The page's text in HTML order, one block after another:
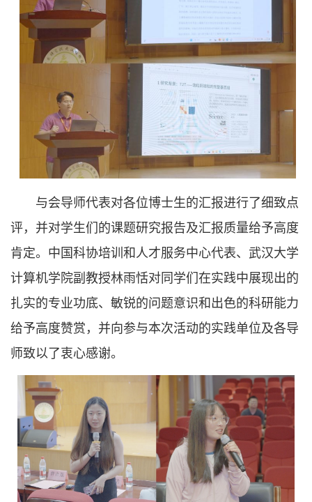
与会导师代表对各位博士生的汇报进行了细致点
评，并对学生们的课题研究报告及汇报质量给予高度
肯定。中国科协培训和人才服务中心代表、武汉大学
计算机学院副教授林雨恬对同学们在实践中展现出的
扎实的专业功底、敏锐的问题意识和出色的科研能力
给予高度赞赏，并向参与本次活动的实践单位及各导
师致以了衷心感谢。